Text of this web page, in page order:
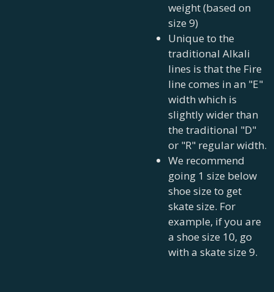
weight (based on
size 9)
Unique to the
traditional Alkali
lines is that the Fire
line comes in an "E"
width which is
slightly wider than
the traditional "D"
or "R" regular width.
We recommend
going 1 size below
shoe size to get
skate size. For
example, if you are
a shoe size 10, go
with a skate size 9.